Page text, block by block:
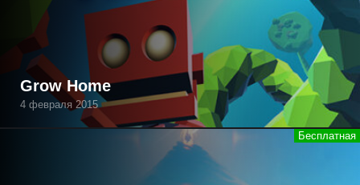
Grow Home
4 февраля 2015